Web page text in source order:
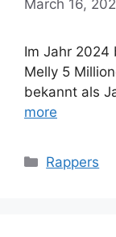
March 16,
Im Jahr 2024
Melly 5
bekannt als
more
Categories
Rappers